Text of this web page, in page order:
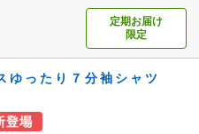
定期お届け
限定
ゆったり７分袖シャツ